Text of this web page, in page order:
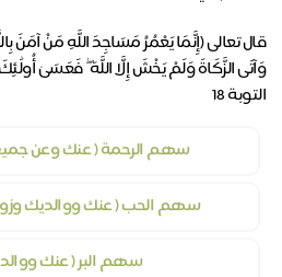
قال تعالى (إِنَّمَا يَعْمُرُ مَسَاجِدَ اللَّهِ مَنْ آمَنَ
وَآتَى الزَّكَاةَ وَلَمْ يَخْشَ إِلَّا اللَّهَ ۖ فَعَسَىٰ
التوبة 18
سهم الرحمة ( عنك وعن جميع من
سهم الحب ( عنك ووالديك وزوجك
سهم البر ( عنك ووالديك )